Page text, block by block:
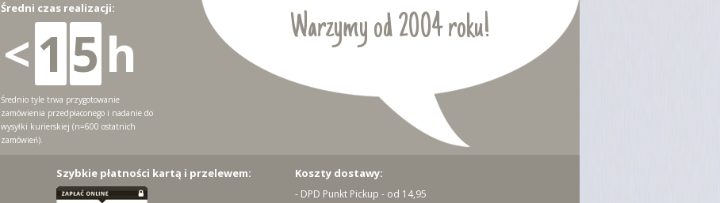
Warzymy od 2004 roku!
Średni czas realizacji:
<1 5h
Średnio tyle trwa przygotowanie
zamówienia przedpłaconego i nadanie do
wysyłki kurierskiej (n=600 ostatnich
zamówień).
Szybkie płatności kartą i przelewem: Koszty dostawy:
- DPD Punkt Pickup - od 14,95